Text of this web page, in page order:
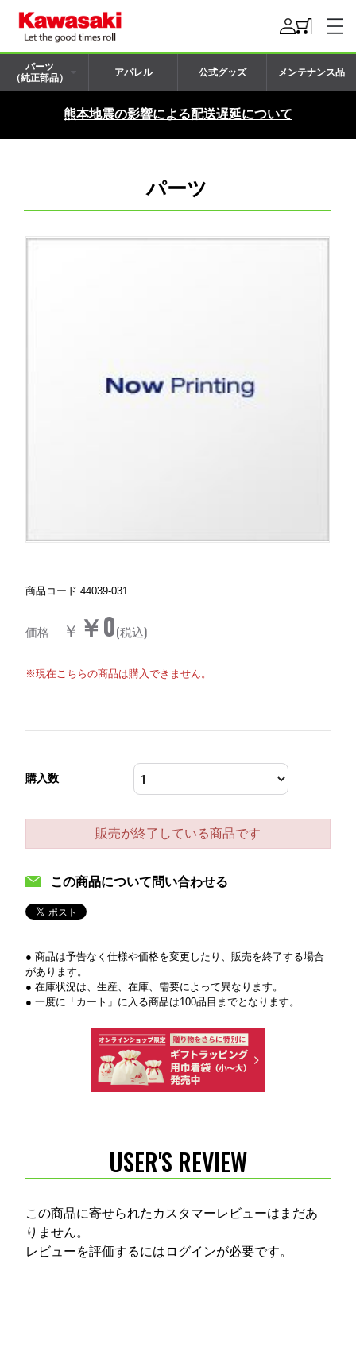
パーツ
（純正部品）
アパレル 公式グッズ メンテナンス品
熊本地震の影響による配送遅延について
パーツ
商品コード 44039-031
価格 ￥ ￥0(税込)
※現在こちらの商品は購入できません。
購入数
販売が終了している商品です
この商品について問い合わせる
● 商品は予告なく仕様や価格を変更したり、販売を終了する場合
があります。
● 在庫状況は、生産、在庫、需要によって異なります。
● 一度に「カート」に入る商品は100品目までとなります。
USER'S REVIEW
この商品に寄せられたカスタマーレビューはまだあ
りません。
レビューを評価するには ログインが必要です。